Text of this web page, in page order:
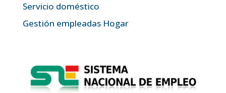
Servicio doméstico
Gestión empleadas Hogar